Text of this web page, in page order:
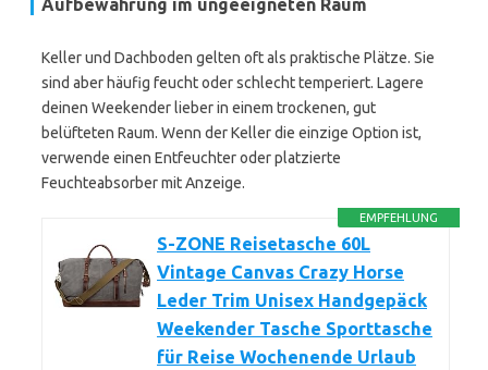
Aufbewahrung im ungeeigneten Raum
Keller und Dachboden gelten oft als praktische Plätze. Sie
sind aber häufig feucht oder schlecht temperiert. Lagere
deinen Weekender lieber in einem trockenen, gut
belüfteten Raum. Wenn der Keller die einzige Option ist,
verwende einen Entfeuchter oder platzierte
Feuchteabsorber mit Anzeige.
EMPFEHLUNG
S-ZONE Reisetasche 60L
Vintage Canvas Crazy Horse
Leder Trim Unisex Handgepäck
Weekender Tasche Sporttasche
für Reise Wochenende Urlaub